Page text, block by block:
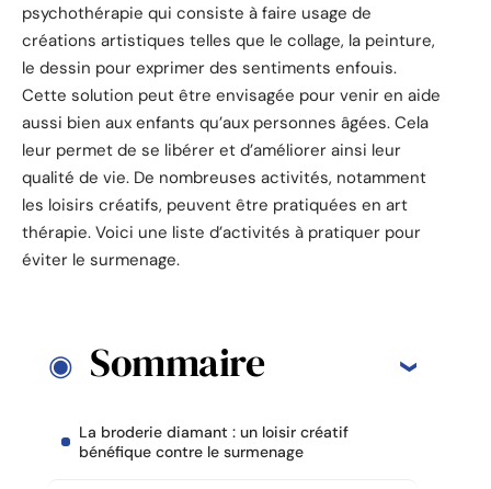
psychothérapie qui consiste à faire usage de
créations artistiques telles que le collage, la peinture,
le dessin pour exprimer des sentiments enfouis.
Cette solution peut être envisagée pour venir en aide
aussi bien aux enfants qu’aux personnes âgées. Cela
leur permet de se libérer et d’améliorer ainsi leur
qualité de vie. De nombreuses activités, notamment
les loisirs créatifs, peuvent être pratiquées en art
thérapie. Voici une liste d’activités à pratiquer pour
éviter le surmenage.
Sommaire
La broderie diamant : un loisir créatif
bénéfique contre le surmenage